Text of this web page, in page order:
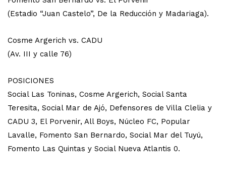
(Estadio “Juan Castelo”, De la Reducción y Madariaga).
Cosme Argerich vs. CADU
(Av. III y calle 76)
POSICIONES
Social Las Toninas, Cosme Argerich, Social Santa
Teresita, Social Mar de Ajó, Defensores de Villa Clelia y
CADU 3, El Porvenir, All Boys, Núcleo FC, Popular
Lavalle, Fomento San Bernardo, Social Mar del Tuyú,
Fomento Las Quintas y Social Nueva Atlantis 0.